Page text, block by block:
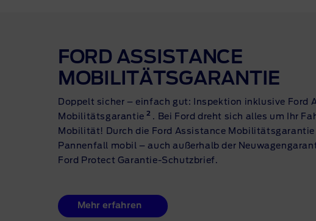
FORD ASSISTANCE
MOBILITÄTSGARANTIE
Doppelt sicher – einfach gut: Inspektion inklusive Ford
Mobilitätsgarantie 2 . Bei Ford dreht sich alles um Ihr
Mobilität! Durch die Ford Assistance Mobilitätsgarantie
Pannenfall mobil – auch außerhalb der
Ford Protect Garantie-Schutzbrief.
Mehr erfahren